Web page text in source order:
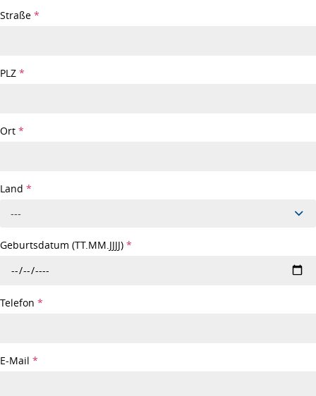
Straße *
PLZ *
Ort *
Land *
---
Geburtsdatum (TT.MM.JJJJ) *
Telefon *
E-Mail *